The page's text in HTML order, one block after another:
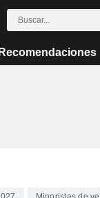
Recomendaciones